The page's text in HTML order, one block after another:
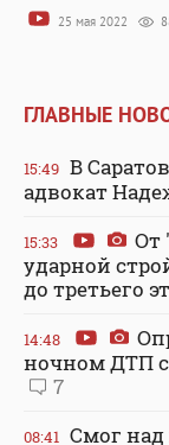
25 мая 2022
ГЛАВНЫЕ
15:49 В
адвокат
15:33
От
ударной
до третьего
14:48
ночном ДТП
7
08:41 Смог над